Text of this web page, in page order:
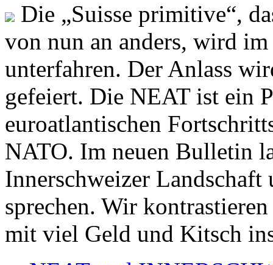
Die „Suisse primitive“,
von nun an anders, wird
unterfahren. Der Anlass
gefeiert. Die NEAT ist ein
euroatlantischen
NATO. Im neuen Bulletin
Innerschweizer
sprechen. Wir
mit viel Geld und Kitsch